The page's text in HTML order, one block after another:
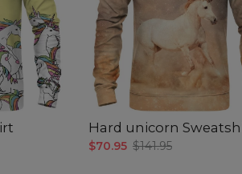
Hard unicorn
$70.95 $141.95